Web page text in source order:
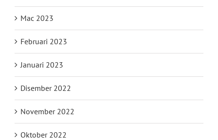
Mac 2023
Februari 2023
Januari 2023
Disember 2022
November 2022
Oktober 2022